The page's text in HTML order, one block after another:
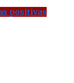
positivas